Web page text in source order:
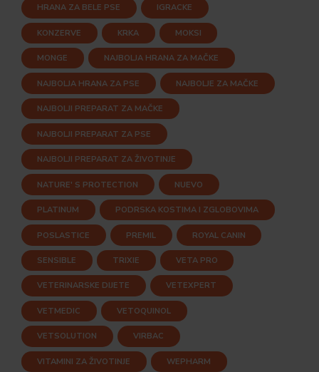
HRANA ZA BELE PSE IGRACKE
KONZERVE KRKA MOKSI
MONGE NAJBOLJA HRANA ZA MAČKE
NAJBOLJA HRANA ZA PSE NAJBOLJE ZA MAČKE
NAJBOLJI PREPARAT ZA MAČKE
NAJBOLJI PREPARAT ZA PSE
NAJBOLJI PREPARAT ZA ŽIVOTINJE
NATURE' S PROTECTION NUEVO
PLATINUM PODRSKA KOSTIMA I ZGLOBOVIMA
POSLASTICE PREMIL ROYAL CANIN
SENSIBLE TRIXIE VETA PRO
VETERINARSKE DIJETE VETEXPERT
VETMEDIC VETOQUINOL
VETSOLUTION VIRBAC
VITAMINI ZA ŽIVOTINJE WEPHARM